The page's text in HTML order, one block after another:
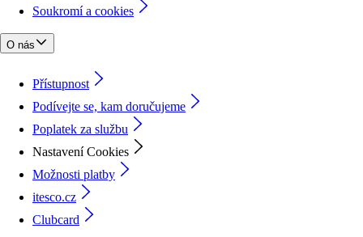
Soukromí a cookies
O nás
Přístupnost
Podívejte se, kam doručujeme
Poplatek za službu
Nastavení Cookies
Možnosti platby
itesco.cz
Clubcard